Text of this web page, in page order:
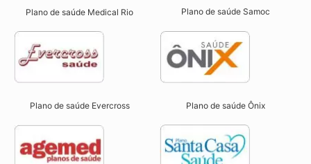
Plano de saúde Medical Rio Plano de saúde Samoc
Plano de saúde Evercross Plano de saúde Ônix